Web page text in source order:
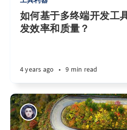
如何基于多终端开发工
发效率和质量？
4 years ago • 9 min read